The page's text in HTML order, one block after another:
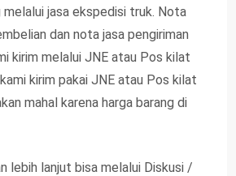
melalui jasa ekspedisi truk. Nota
dan nota jasa pengiriman
kirim melalui JNE atau Pos kilat
kirim pakai JNE atau Pos kilat
mahal karena harga barang di
lebih lanjut bisa melalui Diskusi /